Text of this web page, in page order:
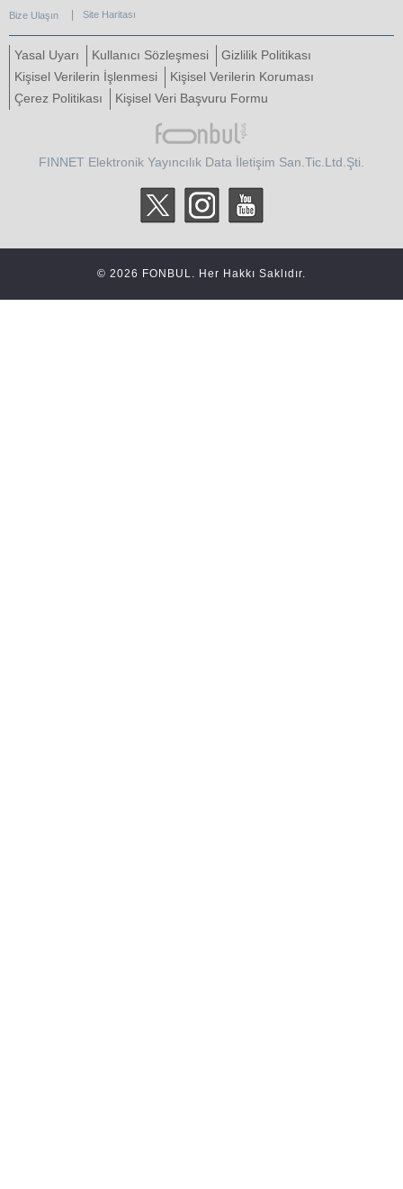
Bize Ulaşın Site Haritası
Yasal Uyarı Kullanıcı Sözleşmesi
Gizlilik Politikası
Kişisel Verilerin İşlenmesi
Kişisel Verilerin Koruması
Çerez Politikası
Kişisel Veri Başvuru Formu
FINNET Elektronik Yayıncılık Data İletişim San.Tic.Ltd.Şti.
© 2026 FONBUL. Her Hakkı Saklıdır.